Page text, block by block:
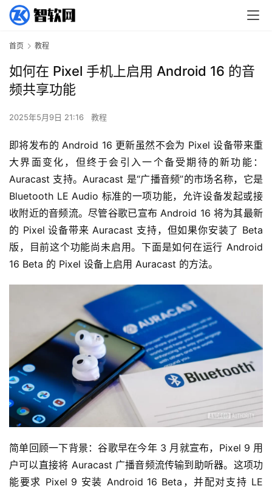
首页 教程
如何在 Pixel 手机上启用 Android 16 的音
频共享功能
2025年5月9日 21:16 教程
即将发布的 Android 16 更新虽然不会为 Pixel 设备带来重
大界面变化，但终于会引入一个备受期待的新功能：
Auracast 支持。Auracast 是“广播音频”的市场名称，它是
Bluetooth LE Audio 标准的一项功能，允许设备发起或接
收附近的音频流。尽管谷歌已宣布 Android 16 将为其最新
的 Pixel 设备带来 Auracast 支持，但如果你安装了 Beta
版，目前这个功能尚未启用。下面是如何在运行 Android
16 Beta 的 Pixel 设备上启用 Auracast 的方法。
简单回顾一下背景：谷歌早在今年 3 月就宣布，Pixel 9 用
户可以直接将 Auracast 广播音频流传输到助听器。这项功
能要求 Pixel 9 安装 Android 16 Beta，并配对支持 LE